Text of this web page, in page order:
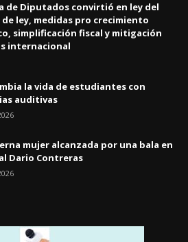
de Diputados convirtió en ley del
ley, medidas pro crecimiento
simplificación fiscal y mitigación
internacional
la vida de estudiantes con
auditivas
mujer alcanzada por una bala en
Dario Contreras